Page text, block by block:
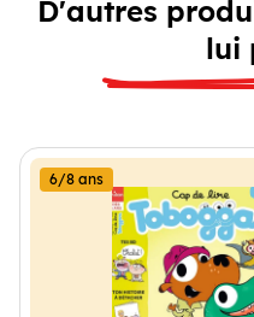
D'autres
lui
6/8 ans